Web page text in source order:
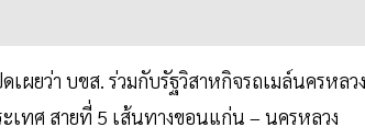
เผยว่า บขส. ร่วมกับรัฐวิสาหกิจรถเมล์นครหลวง
เทศ สายที่ 5 เส้นทางขอนแก่น – นครหลวง